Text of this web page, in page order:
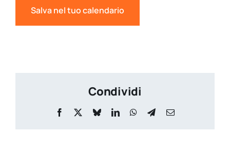
Salva nel tuo calendario
Condividi
Facebook BlueskyLinkedInWhatsApp
TelegramEmail